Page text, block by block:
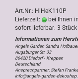
Art.Nr.: HiHeK110P
Lieferzeit:
bei Ihnen
sofort lieferbar: 3 Stück
Angels Garden Sandra
Augsburger Str. 33
86420 Diedorf - Kreppen
Deutschland
Ansprechpartner: Stefan
info@angels-garden-